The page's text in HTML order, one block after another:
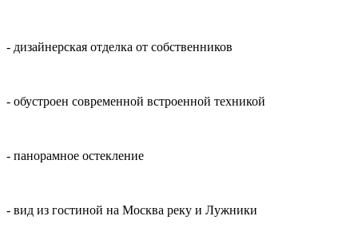
- дизайнерская отделка от собственников
- обустроен современной встроенной техникой
- панорамное остекление
- вид из гостиной на Москва реку и Лужники